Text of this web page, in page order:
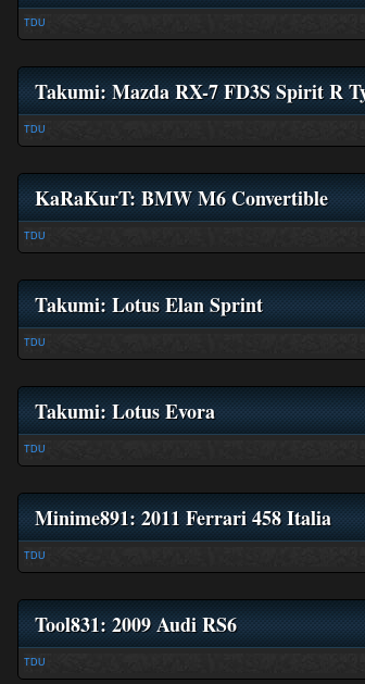
TDU
Takumi: Mazda RX-7 FD3S Spirit R
TDU
KaRaKurT: BMW M6 Convertible
TDU
Takumi: Lotus Elan Sprint
TDU
Takumi: Lotus Evora
TDU
Minime891: 2011 Ferrari 458 Italia
TDU
Tool831: 2009 Audi RS6
TDU